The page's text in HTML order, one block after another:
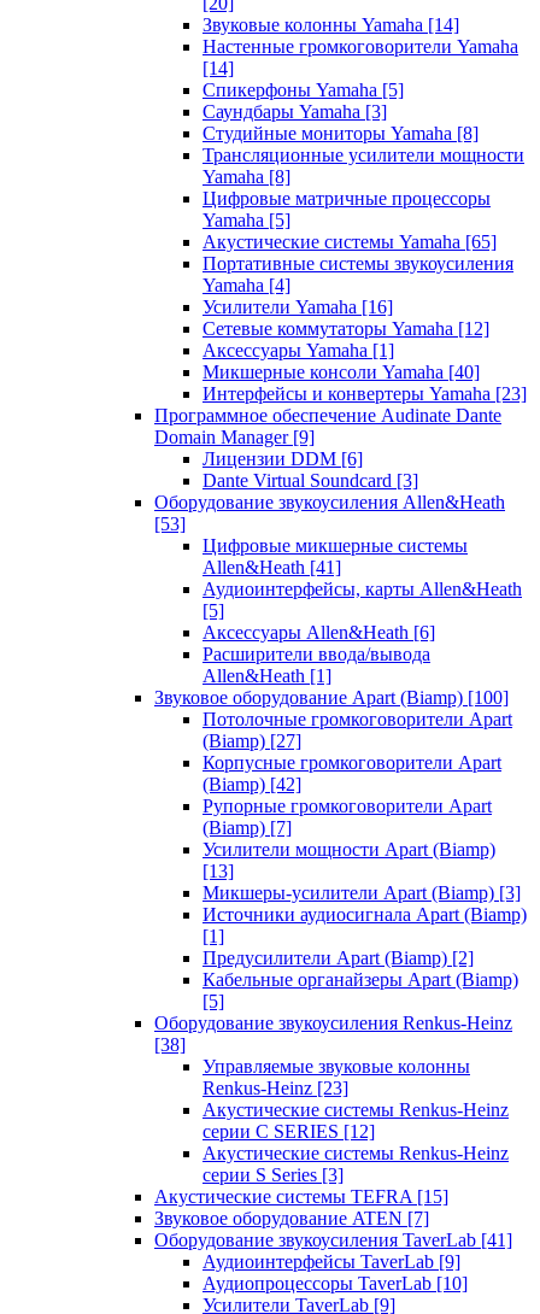
Звуковые колонны Yamaha [14]
Настенные громкоговорители Yamaha
[14]
Спикерфоны Yamaha [5]
Саундбары Yamaha [3]
Студийные мониторы Yamaha [8]
Трансляционные усилители мощности
Yamaha [8]
Цифровые матричные процессоры
Yamaha [5]
Акустические системы Yamaha [65]
Портативные системы звукоусиления
Yamaha [4]
Усилители Yamaha [16]
Сетевые коммутаторы Yamaha [12]
Аксессуары Yamaha [1]
Микшерные консоли Yamaha [40]
Интерфейсы и конвертеры Yamaha [23]
Программное обеспечение Audinate Dante
Domain Manager [9]
Лицензии DDM [6]
Dante Virtual Soundcard [3]
Оборудование звукоусиления Allen&Heath
[53]
Цифровые микшерные системы
Allen&Heath [41]
Аудиоинтерфейсы, карты Allen&Heath
[5]
Аксессуары Allen&Heath [6]
Расширители ввода/вывода
Allen&Heath [1]
Звуковое оборудование Apart (Biamp) [100]
Потолочные громкоговорители Apart
(Biamp) [27]
Корпусные громкоговорители Apart
(Biamp) [42]
Рупорные громкоговорители Apart
(Biamp) [7]
Усилители мощности Apart (Biamp)
[13]
Микшеры-усилители Apart (Biamp) [3]
Источники аудиосигнала Apart (Biamp)
[1]
Предусилители Apart (Biamp) [2]
Кабельные органайзеры Apart (Biamp)
[5]
Оборудование звукоусиления Renkus-Heinz
[38]
Управляемые звуковые колонны
Renkus-Heinz [23]
Акустические системы Renkus-Heinz
серии C SERIES [12]
Акустические системы Renkus-Heinz
серии S Series [3]
Акустические системы TEFRA [15]
Звуковое оборудование ATEN [7]
Оборудование звукоусиления TaverLab [41]
Аудиоинтерфейсы TaverLab [9]
Аудиопроцессоры TaverLab [10]
Усилители TaverLab [9]